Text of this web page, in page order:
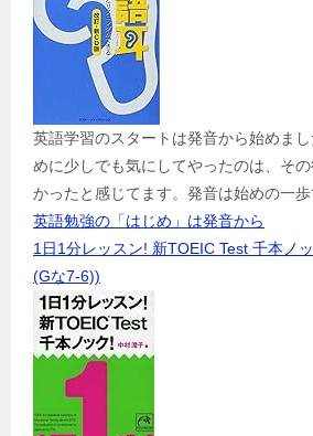
英語学習のスタートは発音から始めま
めに少しでも気にしてやったのは、そ
かったと感じてます。発音は始めの一歩
英語勉強の「はじめ」は発音から
1日1分レッスン! 新TOEIC Test 千本ノ
(Gな7-6))